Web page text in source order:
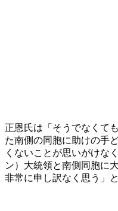
正恩氏は「そうでなくて
た南側の同胞に助けの手
くないことが思いがけな
ン）大統領と南側同胞に
非常に申し訳なく思う」と